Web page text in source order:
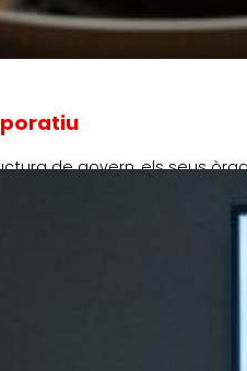
de govern, els seus
benefici de 47